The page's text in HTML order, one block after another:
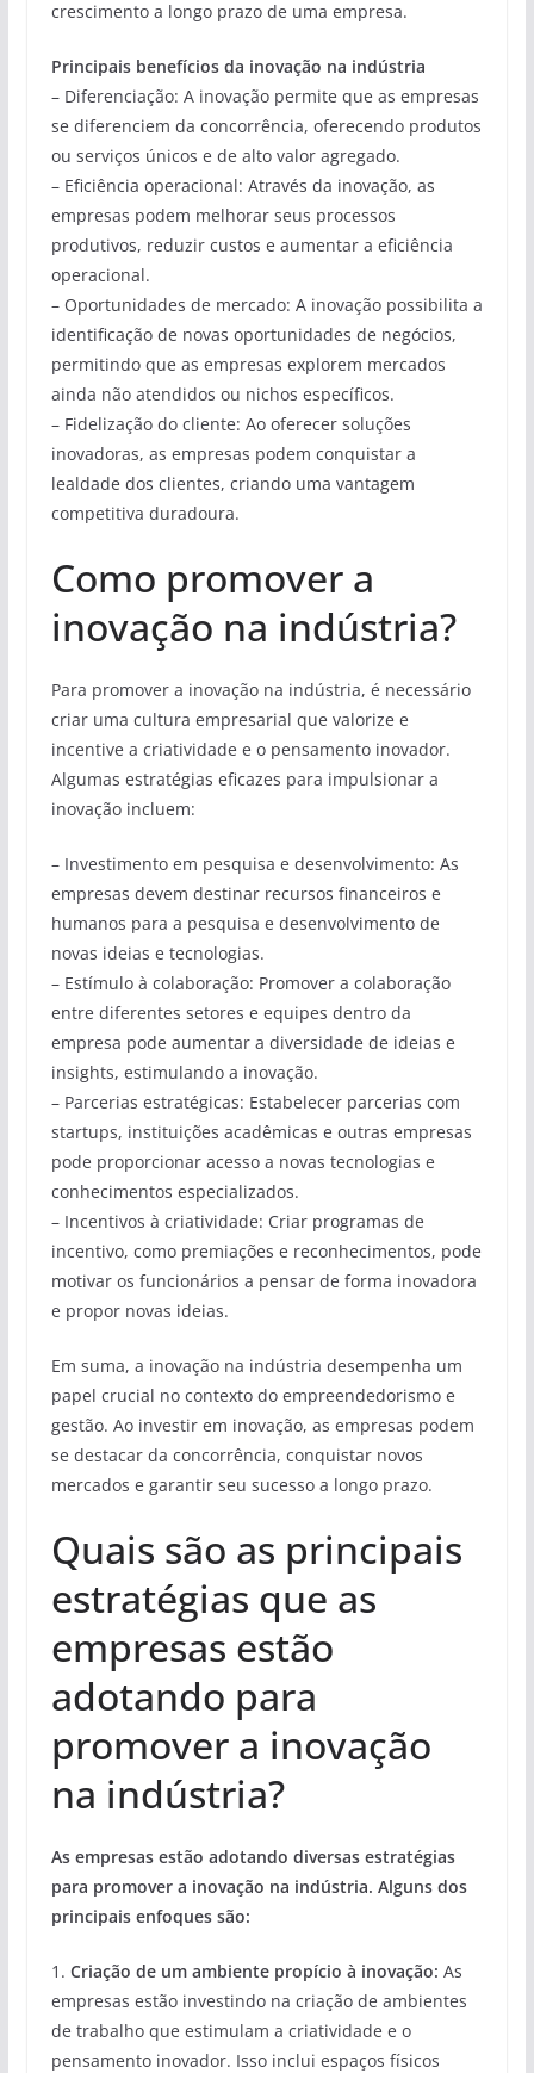
crescimento a longo prazo de uma empresa.
Principais benefícios da inovação na indústria
– Diferenciação: A inovação permite que as empresas
se diferenciem da concorrência, oferecendo produtos
ou serviços únicos e de alto valor agregado.
– Eficiência operacional: Através da inovação, as
empresas podem melhorar seus processos
produtivos, reduzir custos e aumentar a eficiência
operacional.
– Oportunidades de mercado: A inovação possibilita a
identificação de novas oportunidades de negócios,
permitindo que as empresas explorem mercados
ainda não atendidos ou nichos específicos.
– Fidelização do cliente: Ao oferecer soluções
inovadoras, as empresas podem conquistar a
lealdade dos clientes, criando uma vantagem
competitiva duradoura.
Como promover a
inovação na indústria?
Para promover a inovação na indústria, é necessário
criar uma cultura empresarial que valorize e
incentive a criatividade e o pensamento inovador.
Algumas estratégias eficazes para impulsionar a
inovação incluem:
– Investimento em pesquisa e desenvolvimento: As
empresas devem destinar recursos financeiros e
humanos para a pesquisa e desenvolvimento de
novas ideias e tecnologias.
– Estímulo à colaboração: Promover a colaboração
entre diferentes setores e equipes dentro da
empresa pode aumentar a diversidade de ideias e
insights, estimulando a inovação.
– Parcerias estratégicas: Estabelecer parcerias com
startups, instituições acadêmicas e outras empresas
pode proporcionar acesso a novas tecnologias e
conhecimentos especializados.
– Incentivos à criatividade: Criar programas de
incentivo, como premiações e reconhecimentos, pode
motivar os funcionários a pensar de forma inovadora
e propor novas ideias.
Em suma, a inovação na indústria desempenha um
papel crucial no contexto do empreendedorismo e
gestão. Ao investir em inovação, as empresas podem
se destacar da concorrência, conquistar novos
mercados e garantir seu sucesso a longo prazo.
Quais são as principais
estratégias que as
empresas estão
adotando para
promover a inovação
na indústria?
As empresas estão adotando diversas estratégias
para promover a inovação na indústria. Alguns dos
principais enfoques são:
1. Criação de um ambiente propício à inovação: As
empresas estão investindo na criação de ambientes
de trabalho que estimulam a criatividade e o
pensamento inovador. Isso inclui espaços físicos